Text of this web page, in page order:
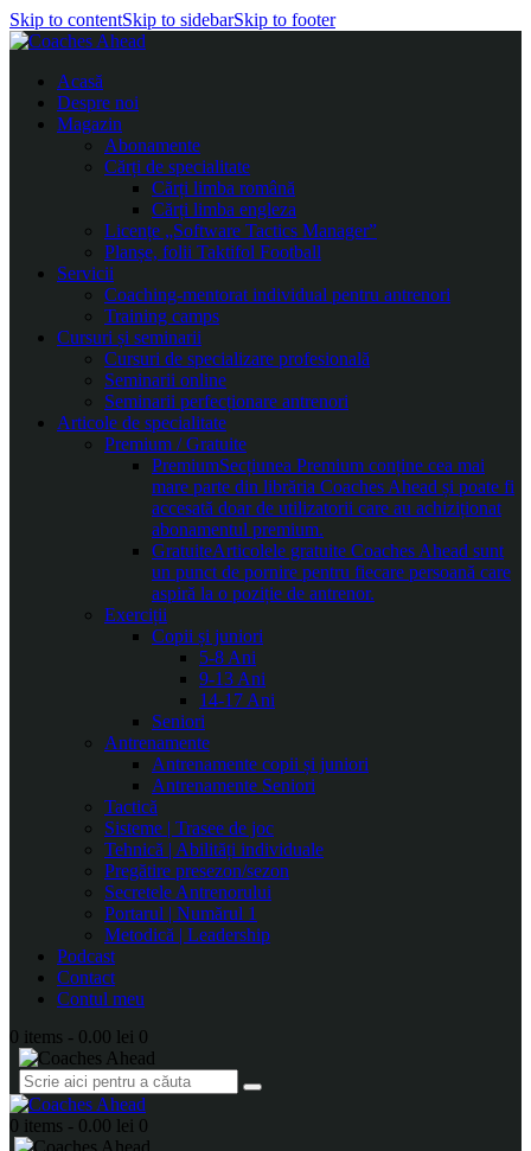
Skip to contentSkip to sidebarSkip to footer
Acasă
Despre noi
Magazin
Abonamente
Cărți de specialitate
Cărți limba română
Cărți limba engleza
Licențe „Software Tactics Manager”
Planșe, folii Taktifol Football
Servicii
Coaching-mentorat individual pentru antrenori
Training camps
Cursuri și seminarii
Cursuri de specializare profesională
Seminarii online
Seminarii perfecționare antrenori
Articole de specialitate
Premium / Gratuite
PremiumSecțiunea Premium conține cea mai
mare parte din librăria Coaches Ahead și poate fi
accesată doar de utilizatorii care au achiziționat
abonamentul premium.
GratuiteArticolele gratuite Coaches Ahead sunt
un punct de pornire pentru fiecare persoană care
aspiră la o poziție de antrenor.
Exerciții
Copii și juniori
5-8 Ani
9-13 Ani
14-17 Ani
Seniori
Antrenamente
Antrenamente copii și juniori
Antrenamente Seniori
Tactică
Sisteme | Trasee de joc
Tehnică | Abilități individuale
Pregătire presezon/sezon
Secretele Antrenorului
Portarul | Numărul 1
Metodică | Leadership
Podcast
Contact
Contul meu
0 items - 0.00 lei 0
0 items - 0.00 lei 0